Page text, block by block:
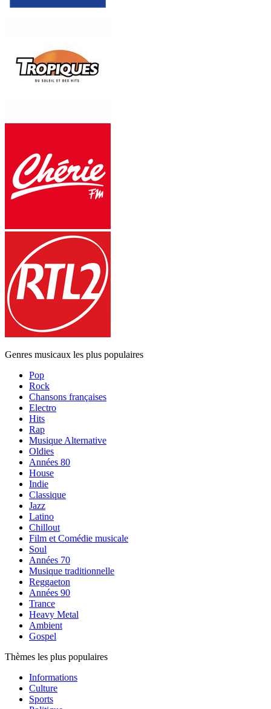
Genres musicaux les plus populaires
Pop
Rock
Chansons françaises
Electro
Hits
Rap
Musique Alternative
Oldies
Années 80
House
Indie
Classique
Jazz
Latino
Chillout
Film et Comédie musicale
Soul
Années 70
Musique traditionnelle
Reggaeton
Années 90
Trance
Heavy Metal
Ambient
Gospel
Thèmes les plus populaires
Informations
Culture
Sports